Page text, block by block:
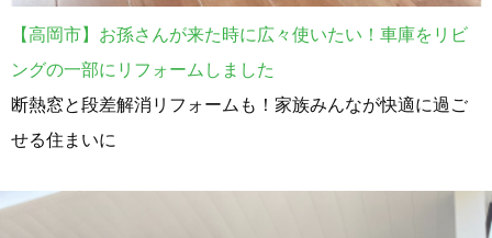
【高岡市】お孫さんが来た時に広々使いたい！車庫をリビ
ングの一部にリフォームしました
断熱窓と段差解消リフォームも！家族みんなが快適に過ご
せる住まいに